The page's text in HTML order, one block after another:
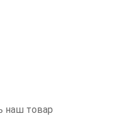
наш товар